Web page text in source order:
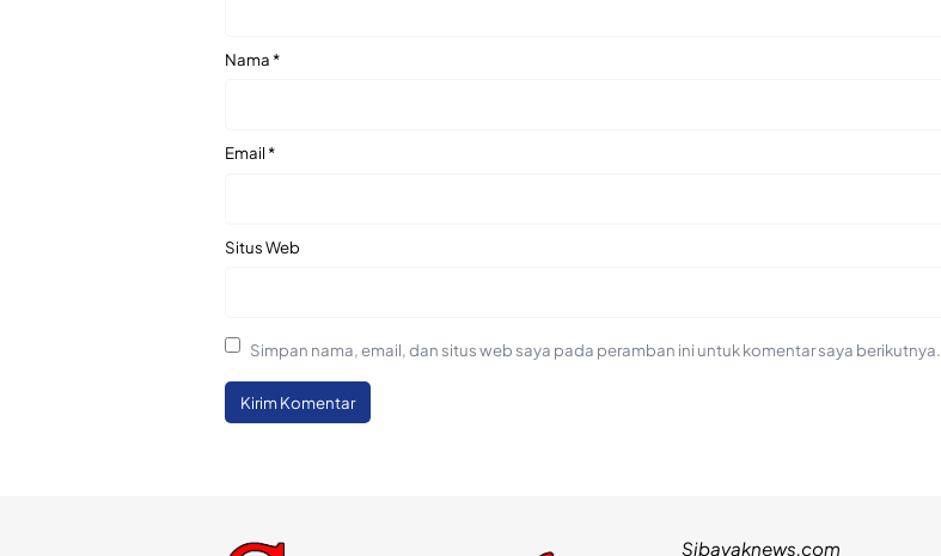
Nama*
Email*
Situs Web
Simpan nama, email, dan situs web saya pada peramban ini untuk komentar saya berikutnya.
Sibayaknews.com